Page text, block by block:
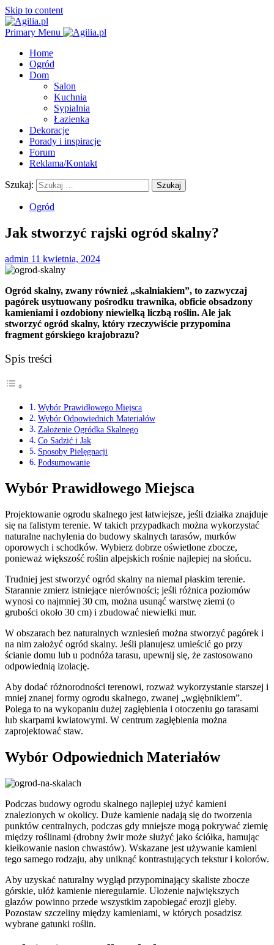
Skip to content
Primary Menu
Home
Ogród
Dom
Salon
Kuchnia
Sypialnia
Łazienka
Dekoracje
Porady i inspiracje
Forum
Reklama/Kontakt
Szukaj:
Ogród
Jak stworzyć rajski ogród skalny?
admin 11 kwietnia, 2024
Ogród skalny, zwany również „skalniakiem”, to zazwyczaj
pagórek usytuowany pośrodku trawnika, obficie obsadzony
kamieniami i ozdobiony niewielką liczbą roślin. Ale jak
stworzyć ogród skalny, który rzeczywiście przypomina
fragment górskiego krajobrazu?
Spis treści
Wybór Prawidłowego Miejsca
Wybór Odpowiednich Materiałów
Założenie Ogródka Skalnego
Co Sadzić i Jak
Sposoby Pielęgnacji
Podsumowanie
Wybór Prawidłowego Miejsca
Projektowanie ogrodu skalnego jest łatwiejsze, jeśli działka znajduje
się na falistym terenie. W takich przypadkach można wykorzystać
naturalne nachylenia do budowy skalnych tarasów, murków
oporowych i schodków. Wybierz dobrze oświetlone zbocze,
ponieważ większość roślin alpejskich rośnie najlepiej na słońcu.
Trudniej jest stworzyć ogród skalny na niemal płaskim terenie.
Starannie zmierz istniejące nierówności; jeśli różnica poziomów
wynosi co najmniej 30 cm, można usunąć warstwę ziemi (o
grubości około 30 cm) i zbudować niewielki mur.
W obszarach bez naturalnych wzniesień można stworzyć pagórek i
na nim założyć ogród skalny. Jeśli planujesz umieścić go przy
ścianie domu lub u podnóża tarasu, upewnij się, że zastosowano
odpowiednią izolację.
Aby dodać różnorodności terenowi, rozważ wykorzystanie starszej i
mniej znanej formy ogrodu skalnego, zwanej „wgłębnikiem”.
Polega to na wykopaniu dużej zagłębienia i otoczeniu go tarasami
lub skarpami kwiatowymi. W centrum zagłębienia można
zaprojektować staw.
Wybór Odpowiednich Materiałów
Podczas budowy ogrodu skalnego najlepiej użyć kamieni
znalezionych w okolicy. Duże kamienie nadają się do tworzenia
punktów centralnych, podczas gdy mniejsze mogą pokrywać ziemię
między roślinami (drobny żwir może służyć jako ściółka, hamując
kiełkowanie nasion chwastów). Wskazane jest używanie kamieni
tego samego rodzaju, aby uniknąć kontrastujących tekstur i kolorów.
Aby uzyskać naturalny wygląd przypominający skaliste zbocze
górskie, ułóż kamienie nieregularnie. Ułożenie największych
głazów powinno przede wszystkim zapobiegać erozji gleby.
Pozostaw szczeliny między kamieniami, w których posadzisz
wybrane gatunki roślin.